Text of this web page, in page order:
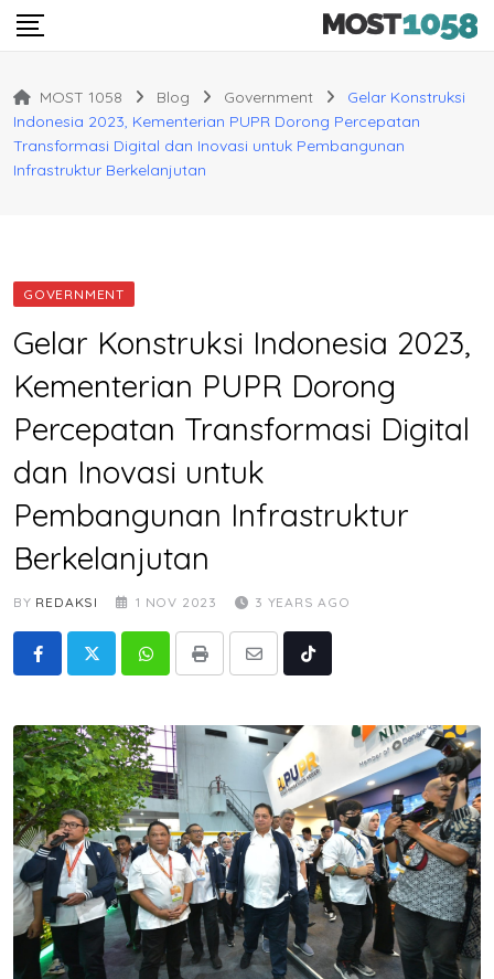
Skip
MOST 1058 Blog Government
Gelar Konstruksi
Indonesia 2023, Kementerian PUPR Dorong Percepatan
Transformasi Digital dan Inovasi untuk Pembangunan
Infrastruktur Berkelanjutan
GOVERNMENT
Gelar Konstruksi Indonesia 2023,
Kementerian PUPR Dorong
Percepatan Transformasi Digital
dan Inovasi untuk
Pembangunan Infrastruktur
Berkelanjutan
BY REDAKSI 1 NOV 2023 3 YEARS AGO
WhatsappPrint
Share
Tiktok